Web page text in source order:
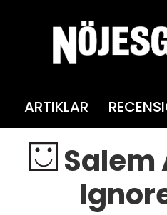
ARTIKLAR
Salem